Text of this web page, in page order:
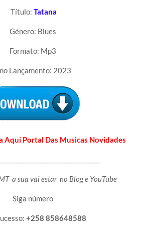
Título: Tatana
Género: Blues
Formato: Mp3
Lançamento: 2023
Aqui Portal Das Musicas Novidades
a sua vai estar no Blog e YouTube
Siga número
+258 858648588